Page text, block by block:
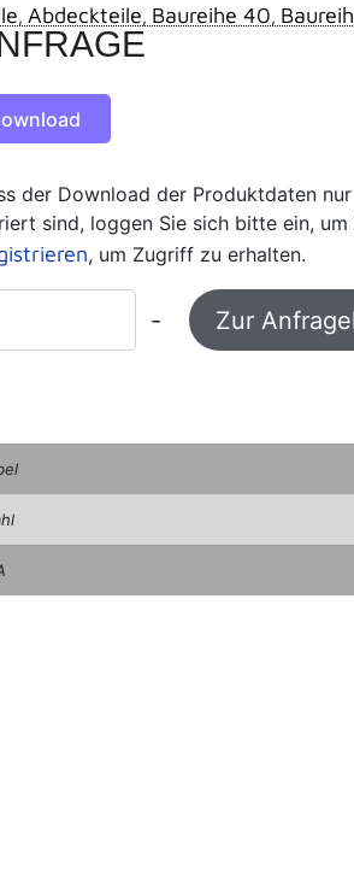
, Abdeckteile, Baureihe 40,
der Download der Produktdaten
sind, loggen Sie sich bitte ein,
, um Zugriff zu erhalten.
- Zur